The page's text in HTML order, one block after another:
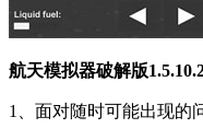
航天模拟器破解版
1、面对随时可能出现的